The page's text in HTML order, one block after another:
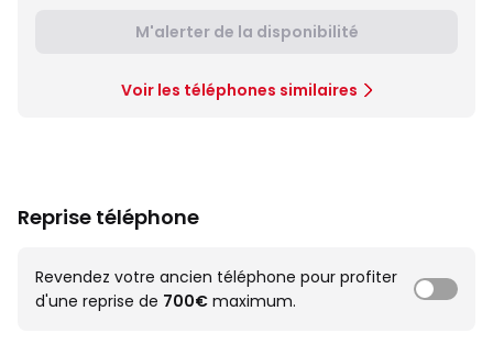
M'alerter de la disponibilité
Voir les téléphones similaires
Reprise téléphone
Revendez votre ancien téléphone pour profiter
d'une reprise de 700€ maximum.